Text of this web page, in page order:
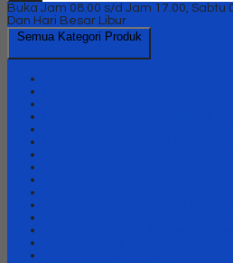
Buka Jam 08.00 s/d Jam 17.00, Sabtu
Dan Hari Besar Libur
Semua Kategori Produk